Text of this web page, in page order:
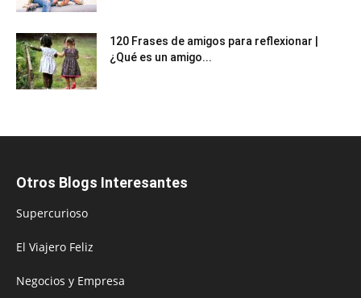
120 Frases de amigos para reflexionar |
¿Qué es un amigo...
Otros Blogs Interesantes
Supercurioso
El Viajero Feliz
Negocios y Empresa